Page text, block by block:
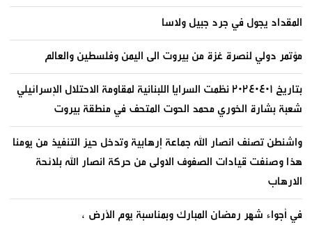
المقداد يجول في جرد جبيل ولاسا
مؤتمر دولي لنصرة غزة من بيروت الى اليمن وفلسطين والعالم
بتاريخ ٢٠٢٤٠٤٠١ نظمت السرايا اللبنانية لمقاومة الاحتلال الإسرائيلي
شعبة بشارة الخوري محمد الحوت المتحف في منطقة بيروت
واشنطن تصنف انصار الله جماعة إرهابية وتدخل حيز التنفيذ من يومنا
هذا وصنفت قيادات الصفوف الاولى من حركة انصار الله بلائحة
الارهاب
في أجواء شهر رمضان المبارك وبمناسبة يوم الأرض ،